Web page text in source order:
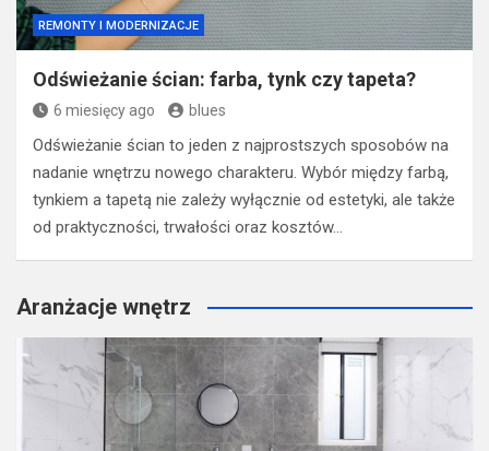
REMONTY I MODERNIZACJE
Odświeżanie ścian: farba, tynk czy tapeta?
6 miesięcy ago blues
Odświeżanie ścian to jeden z najprostszych sposobów na
nadanie wnętrzu nowego charakteru. Wybór między farbą,
tynkiem a tapetą nie zależy wyłącznie od estetyki, ale także
od praktyczności, trwałości oraz kosztów…
Aranżacje wnętrz